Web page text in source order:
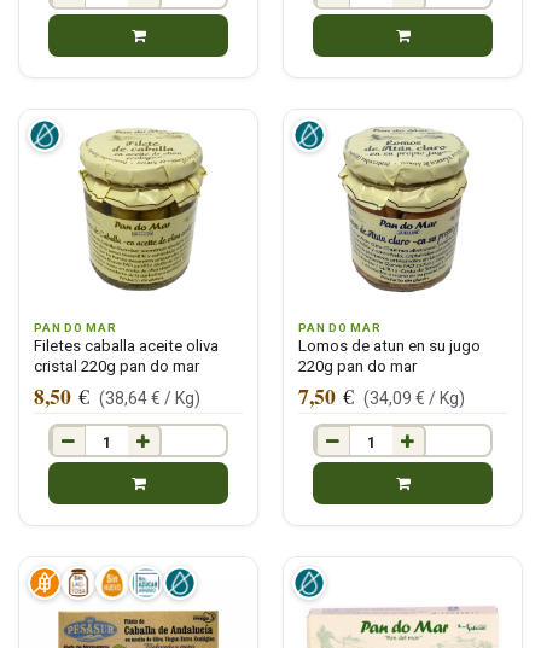
PAN DO MAR
Filetes caballa aceite oliva
cristal 220g pan do mar
8,50 € (38,64€ / Kg)
PAN DO MAR
Lomos de atun en su jugo
220g pan do mar
7,50 € (34,09 € / Kg)